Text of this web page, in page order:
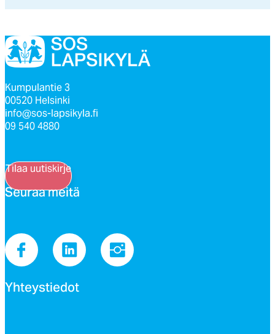
Kumpulantie 3
00520 Helsinki
info@sos-lapsikyla.fi
09 540 4880
Tilaa uutiskirje
Seu­raa mei­tä
Yh­teys­tie­dot